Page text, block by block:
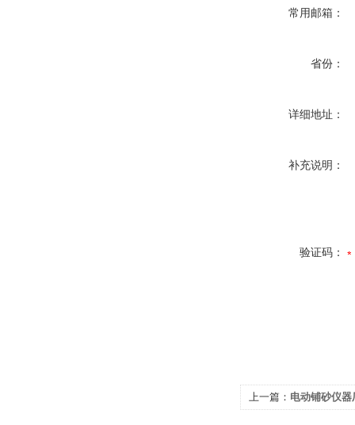
常用邮箱：
省份：
详细地址：
补充说明：
验证码：
上一篇： 电动铺砂仪器